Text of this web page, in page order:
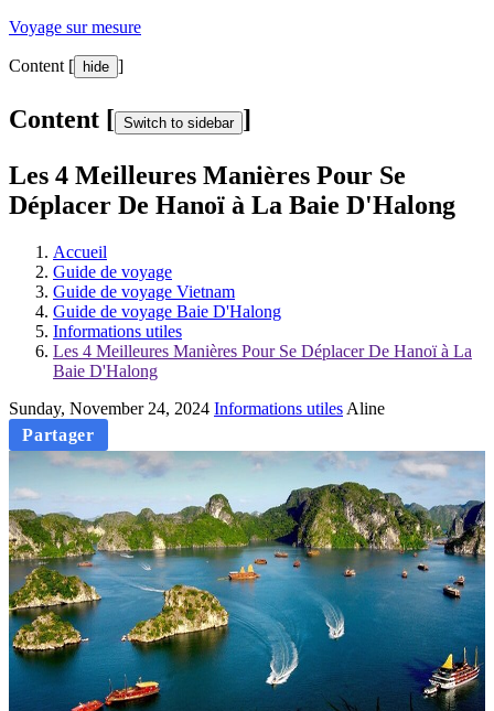
Voyage sur mesure
Content [ hide ]
Content [ Switch to sidebar ]
Les 4 Meilleures Manières Pour Se
Déplacer De Hanoï à La Baie D'Halong
Accueil
Guide de voyage
Guide de voyage Vietnam
Guide de voyage Baie D'Halong
Informations utiles
Les 4 Meilleures Manières Pour Se Déplacer De Hanoï à La
Baie D'Halong
Sunday, November 24, 2024 Informations utiles Aline
Partager